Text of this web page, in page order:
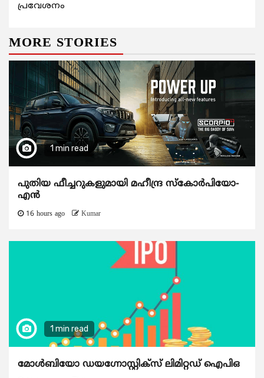
പ്രവേശനം
MORE STORIES
1 min read
പുതിയ ഫീച്ചറുകളുമായി മഹീന്ദ്ര സ്കോർപിയോ-
എൻ
16 hours ago Kumar
1 min read
മോൾബിയോ ഡയഗ്നോസ്റ്റിക്സ് ലിമിറ്റഡ് ഐപിഒ